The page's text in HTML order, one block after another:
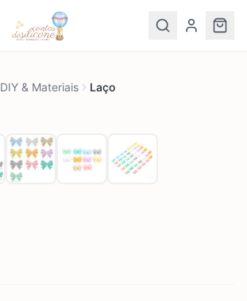
DIY & Materiais Laço